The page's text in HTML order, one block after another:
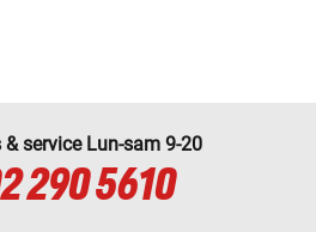
service Lun-sam 9-20
290 5610